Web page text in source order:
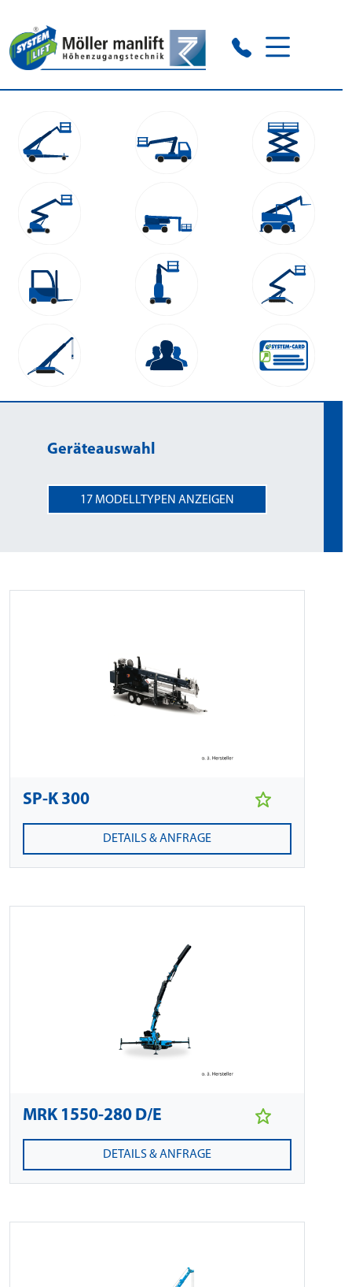
Heilbronn:+49 7134-906 403 0
Geräteauswahl
17 MODELLTYPEN ANZEIGEN
SP-K 300
DETAILS & ANFRAGE
MRK 1550-280 D/E
DETAILS & ANFRAGE